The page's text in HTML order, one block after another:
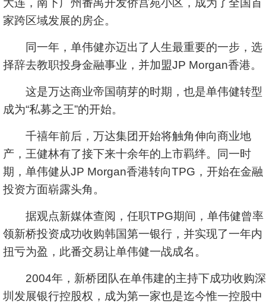
大连，南下广州番禺开发侨宫苑小区，成为了全国首
家跨区域发展的房企。
同一年，单伟健亦迈出了人生最重要的一步，选
择辞去教职投身金融事业，并加盟JP Morgan香港。
这是万达商业帝国萌芽的时期，也是单伟健转型
成为“私募之王”的开始。
千禧年前后，万达集团开始将触角伸向商业地
产，王健林有了接下来十余年的上市羁绊。同一时
期，单伟健从JP Morgan香港转向TPG，开始在金融
投资方面崭露头角。
据观点新媒体查阅，任职TPG期间，单伟健曾率
领新桥投资成功收购韩国第一银行，并实现了一年内
扭亏为盈，此番交易让单伟健一战成名。
2004年，新桥团队在单伟建的主持下成功收购深
圳发展银行控股权，成为第一家也是迄今惟一控股中